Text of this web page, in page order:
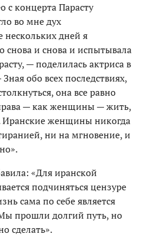
с концерта Парасту
во мне дух
нескольких дней я
снова и снова и испытывала
— поделилась актриса в
обо всех последствиях,
она все равно
— как женщины — жить,
женщины никогда
ни на мгновение, и
«Для иранской
подчиняться цензуре
сама по себе является
прошли долгий путь, но
сделать».